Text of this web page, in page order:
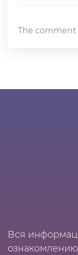
The comment
Вся